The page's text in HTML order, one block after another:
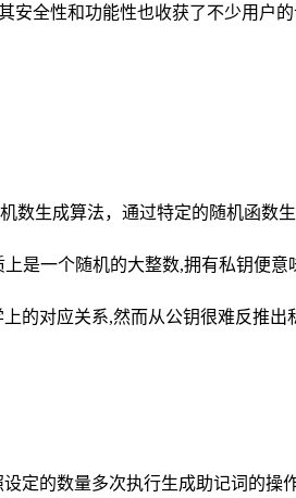
全性和功能性也收获了不少用户的
数生成算法，通过特定的随机函数
是一个随机的大整数,拥有私钥便意
的对应关系,然而从公钥很难反推出
定的数量多次执行生成助记词的操作